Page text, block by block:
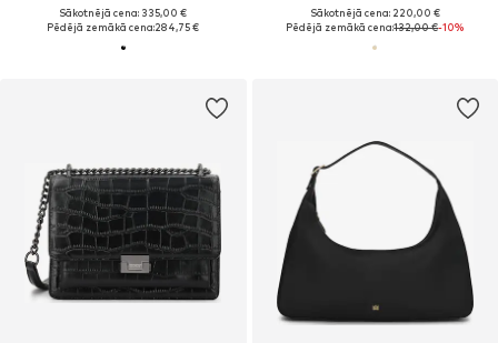
Sākotnējā cena: 335,00 €
Pēdējā zemākā cena:284,75 €
Sākotnējā cena: 220,00 €
Pēdējā zemākā cena:132,00 €-10%